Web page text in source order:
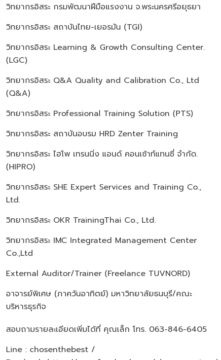
วิทยากรอิสระ กรมพัฒนาฝีมือแรงงาน จ.พระนครศรีอยุธยา
วิทยากรอิสระ สถาบันไทย-เยอรมัน (TGI)
วิทยากรอิสระ Learning & Growth Consulting Center.
(LGC)
วิทยากรอิสระ Q&A Quality and Calibration Co., Ltd
(Q&A)
วิทยากรอิสระ Professional Training Solution (PTS)
วิทยากรอิสระ สถาบันอบรม HRD Zenter Training
วิทยากรอิสระ ไฮโพ เทรนนิ่ง แอนด์ คอนเซ้าท์แทนซี่ จํากัด.
(HIPRO)
วิทยากรอิสระ SHE Expert Services and Training Co.,
Ltd.
วิทยากรอิสระ OKR TrainingThai Co., Ltd.
วิทยากรอิสระ IMC Integrated Management Center
Co.,Ltd
External Auditor/Trainer (Freelance TUVNORD)
อาจารย์พิเศษ (ภาควันอาทิตย์) มหาวิทยาลัยธนบุรี/คณะ
บริหารธุรกิจ
สอบถามรายละเอียดเพิ่มได้ที่ คุณเล็ก โทร. 063-846-6405
Line : chosenthebest /